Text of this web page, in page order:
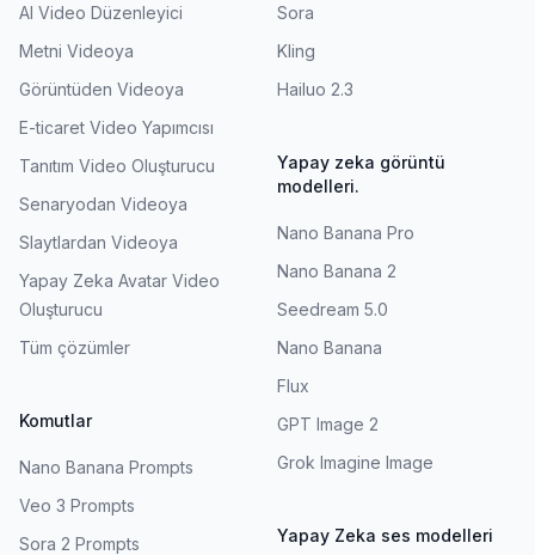
AI Video Düzenleyici
Metni Videoya
Görüntüden Videoya
E-ticaret Video Yapımcısı
Tanıtım Video Oluşturucu
Senaryodan Videoya
Slaytlardan Videoya
Yapay Zeka Avatar Video
Oluşturucu
Tüm çözümler
Komutlar
Nano Banana Prompts
Veo 3 Prompts
Sora 2 Prompts
Sora
Kling
Hailuo 2.3
Yapay zeka görüntü
modelleri.
Nano Banana Pro
Nano Banana 2
Seedream 5.0
Nano Banana
Flux
GPT Image 2
Grok Imagine Image
Yapay Zeka ses modelleri